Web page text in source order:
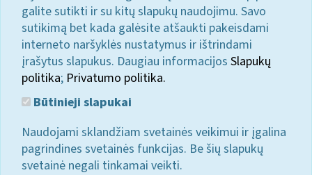
galite sutikti ir su kitų slapukų naudojimu. Savo
sutikimą bet kada galėsite atšaukti pakeisdami
interneto naršyklės nustatymus ir ištrindami
įrašytus slapukus. Daugiau informacijos Slapukų
politika; Privatumo politika.
Būtinieji slapukai
Naudojami sklandžiam svetainės veikimui ir įgalina
pagrindines svetainės funkcijas. Be šių slapukų
svetainė negali tinkamai veikti.